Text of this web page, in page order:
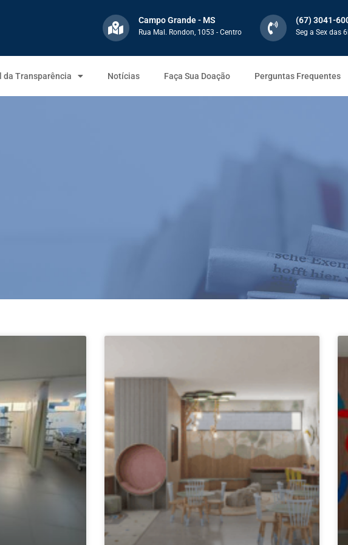
Campo Grande - MS
Rua Mal. Rondon, 1053 - Centro
(67) 3041-
Seg a Sex das
da Transparência Notícias Faça Sua Doação Perguntas Frequentes